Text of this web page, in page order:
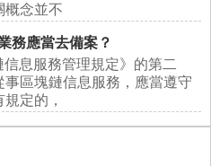
概念並不
務應當去備案？
息服務管理規定》的第二
區塊鏈信息服務，應當遵守
定的，